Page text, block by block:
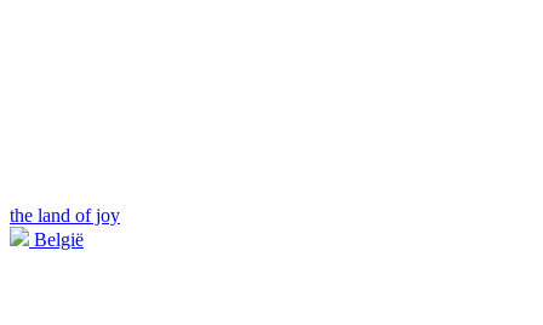
the land of joy
België